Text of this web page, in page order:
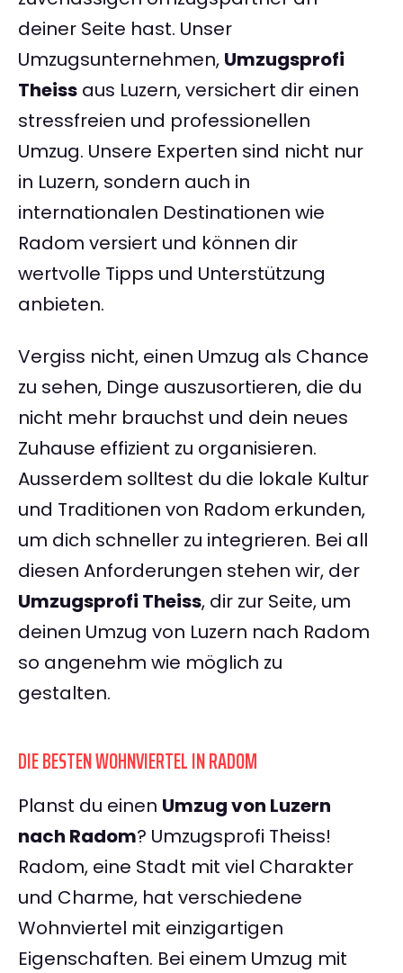
deiner Seite hast. Unser
Umzugsunternehmen, Umzugsprofi
Theiss aus Luzern, versichert dir einen
stressfreien und professionellen
Umzug. Unsere Experten sind nicht nur
in Luzern, sondern auch in
internationalen Destinationen wie
Radom versiert und können dir
wertvolle Tipps und Unterstützung
anbieten.
Vergiss nicht, einen Umzug als Chance
zu sehen, Dinge auszusortieren, die du
nicht mehr brauchst und dein neues
Zuhause effizient zu organisieren.
Ausserdem solltest du die lokale Kultur
und Traditionen von Radom erkunden,
um dich schneller zu integrieren. Bei all
diesen Anforderungen stehen wir, der
Umzugsprofi Theiss, dir zur Seite, um
deinen Umzug von Luzern nach Radom
so angenehm wie möglich zu
gestalten.
DIE BESTEN WOHNVIERTEL IN RADOM
Planst du einen Umzug von Luzern
nach Radom? Umzugsprofi Theiss!
Radom, eine Stadt mit viel Charakter
und Charme, hat verschiedene
Wohnviertel mit einzigartigen
Eigenschaften. Bei einem Umzug mit